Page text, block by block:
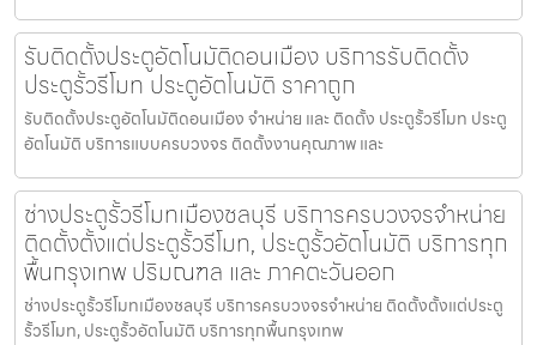
รับติดตั้งประตูอัตโนมัติดอนเมือง บริการรับติดตั้ง
ประตูรั้วรีโมท ประตูอัตโนมัติ ราคาถูก
รับติดตั้งประตูอัตโนมัติดอนเมือง จำหน่าย และ ติดตั้ง ประตูรั้วรีโมท ประตู
อัตโนมัติ บริการแบบครบวงจร ติดตั้งงานคุณภาพ และ
ช่างประตูรั้วรีโมทเมืองชลบุรี บริการครบวงจรจำหน่าย
ติดตั้งตั้งแต่ประตูรั้วรีโมท, ประตูรั้วอัตโนมัติ บริการทุก
พื้นกรุงเทพ ปริมณฑล และ ภาคตะวันออก
ช่างประตูรั้วรีโมทเมืองชลบุรี บริการครบวงจรจำหน่าย ติดตั้งตั้งแต่ประตู
รั้วรีโมท, ประตูรั้วอัตโนมัติ บริการทุกพื้นกรุงเทพ